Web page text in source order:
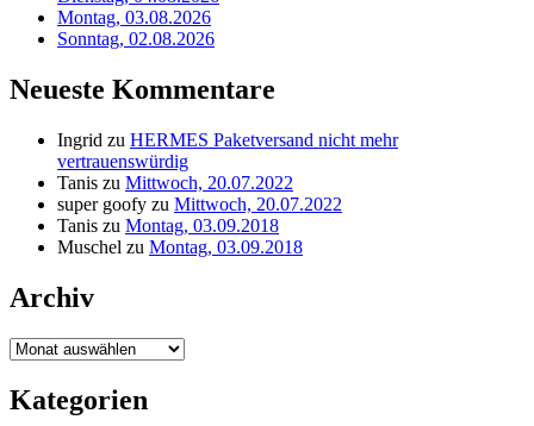
Montag, 03.08.2026
Sonntag, 02.08.2026
Neueste Kommentare
Ingrid zu HERMES Paketversand nicht mehr
vertrauenswürdig
Tanis zu Mittwoch, 20.07.2022
super goofy zu Mittwoch, 20.07.2022
Tanis zu Montag, 03.09.2018
Muschel zu Montag, 03.09.2018
Archiv
Archiv
Kategorien